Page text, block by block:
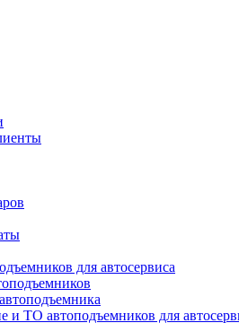
для автосервиса
и ТО автоподъемников для